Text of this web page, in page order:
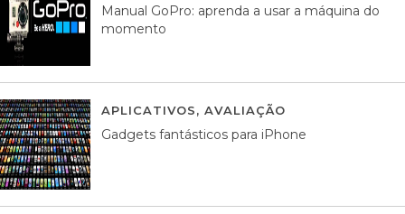
Manual GoPro: aprenda a usar a máquina do
momento
APLICATIVOS, AVALIAÇÃO
Gadgets fantásticos para iPhone